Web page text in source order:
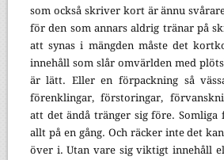
som också skriver kort är ännu
för den som annars aldrig tränar på
att synas i mängden måste det
innehåll som slår omvärlden med
är lätt. Eller en förpackning så
förenklingar, förstoringar,
att det ändå tränger sig före. Somliga
allt på en gång. Och räcker inte det
över i. Utan vare sig viktigt innehåll